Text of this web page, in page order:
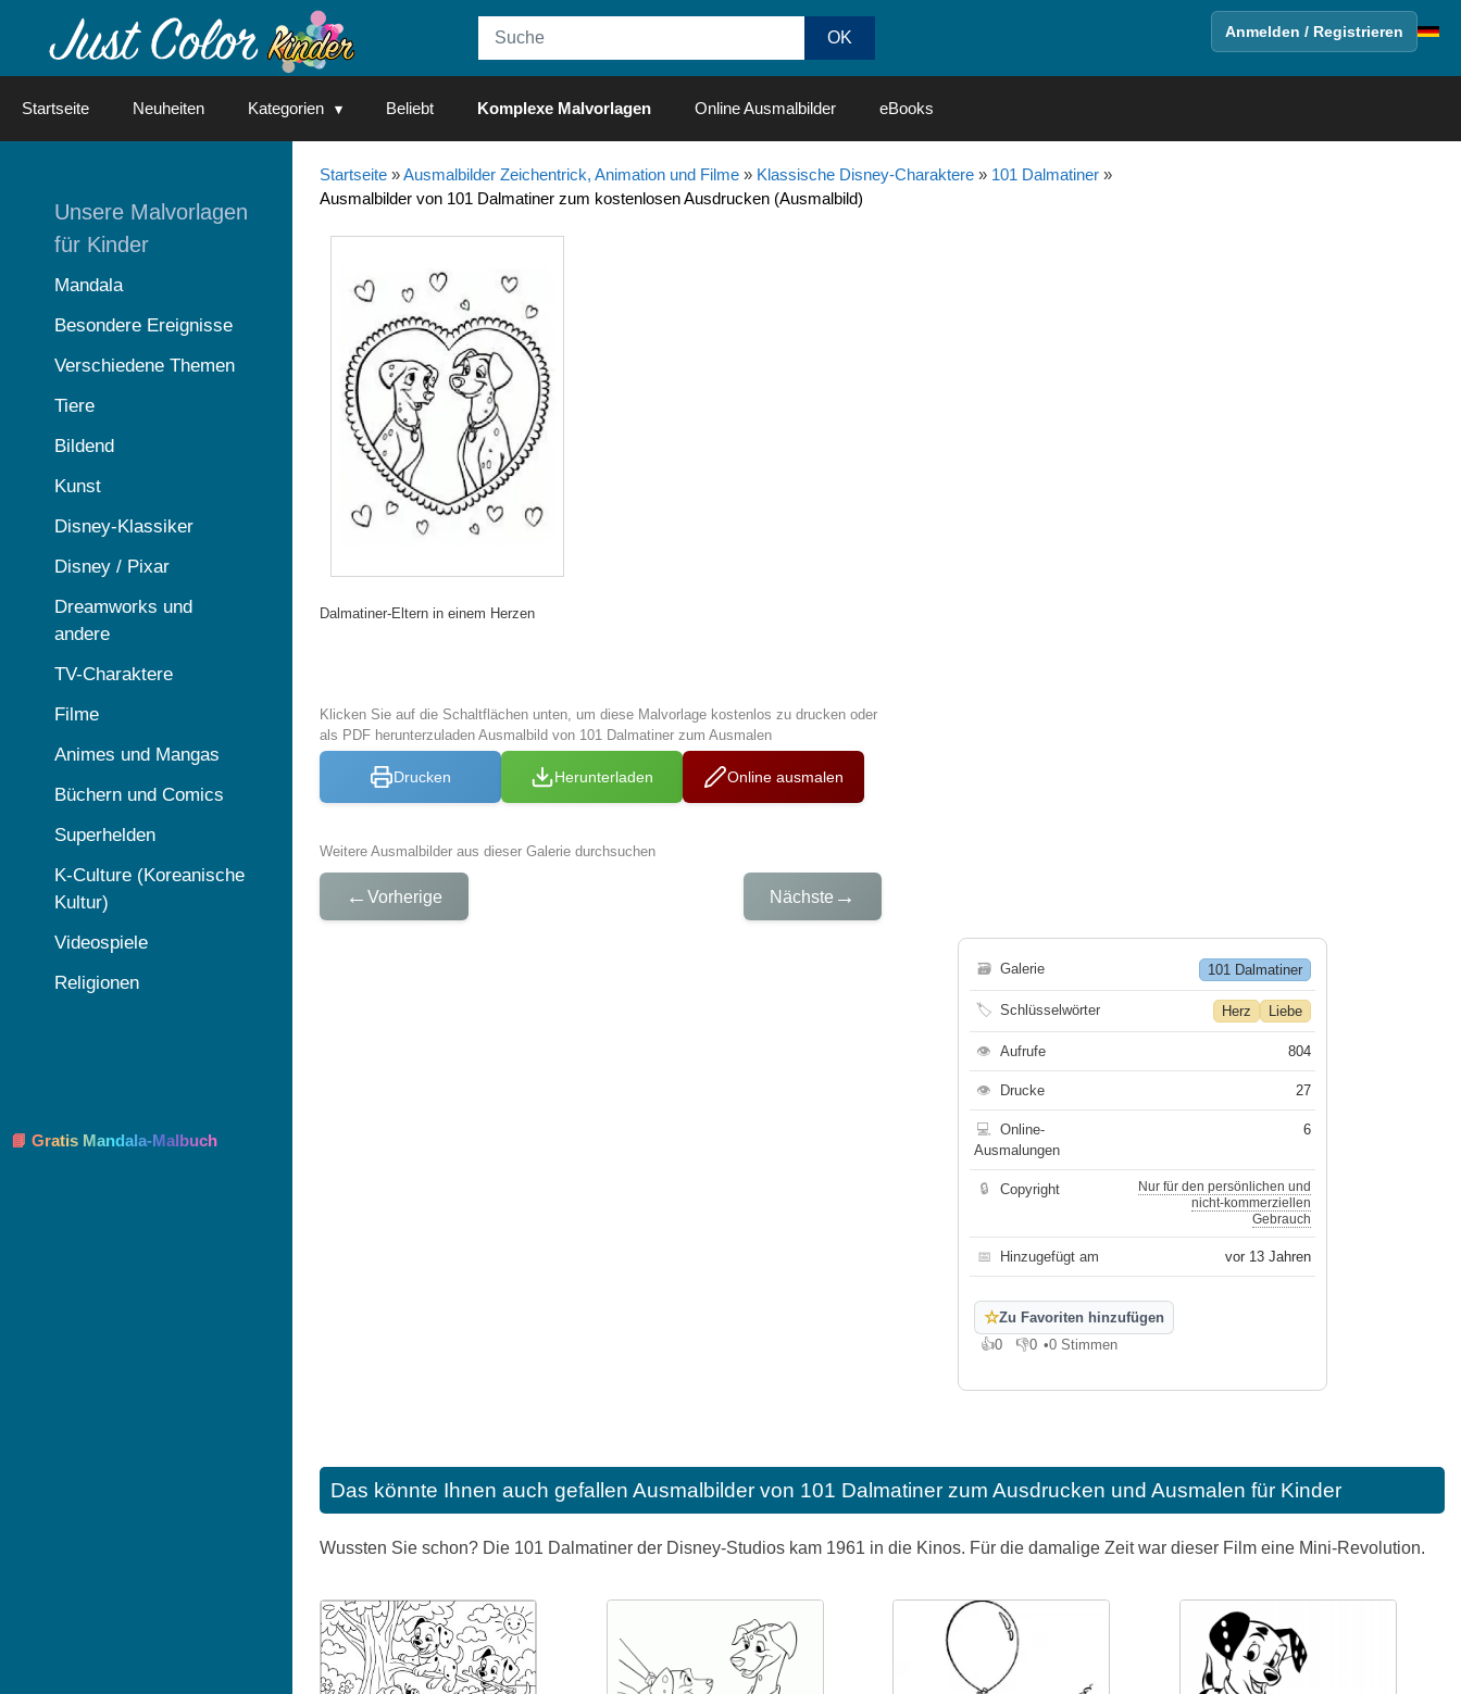
Anmelden / Registrieren
Startseite Neuheiten Kategorien Beliebt Komplexe Malvorlagen Online Ausmalbilder eBooks
Startseite»Ausmalbilder Zeichentrick, Animation und Filme» Klassische Disney-Charaktere» 101 Dalmatiner»
Ausmalbilder von 101 Dalmatiner zum kostenlosen Ausdrucken (Ausmalbild)
Dalmatiner-Eltern in einem Herzen
Klicken Sie auf die Schaltflächen unten, um diese Malvorlage kostenlos zu drucken oder
als PDF herunterzuladen Ausmalbild von 101 Dalmatiner zum Ausmalen
Drucken Herunterladen Online ausmalen
Weitere Ausmalbilder aus dieser Galerie durchsuchen
← Vorherige Nächste →
🗃 Galerie 101 Dalmatiner
🏷 Schlüsselwörter Herz Liebe
👁 Aufrufe 804
👁 Drucke 27
💻
Online-
Ausmalungen
6
🔒 Copyright
Nur für den persönlichen und
nicht-kommerziellen
Gebrauch
📅 Hinzugefügt am vor 13 Jahren
☆Zu Favoriten hinzufügen
👍0
Gefällt mir
👎0
Gefällt mir nicht
•0 Stimmen
Das könnte Ihnen auch gefallen Ausmalbilder von 101 Dalmatiner zum Ausdrucken und Ausmalen für Kinder
Wussten Sie schon? Die 101 Dalmatiner der Disney-Studios kam 1961 in die Kinos. Für die damalige Zeit war dieser Film eine Mini-Revolution.
Unsere Malvorlagen
für Kinder
Mandala
Besondere Ereignisse
Verschiedene Themen
Tiere
Bildend
Kunst
Disney-Klassiker
Disney / Pixar
Dreamworks und
andere
TV-Charaktere
Filme
Animes und Mangas
Büchern und Comics
Superhelden
K-Culture (Koreanische
Kultur)
Videospiele
Religionen
📘 Gratis Mandala-Malbuch